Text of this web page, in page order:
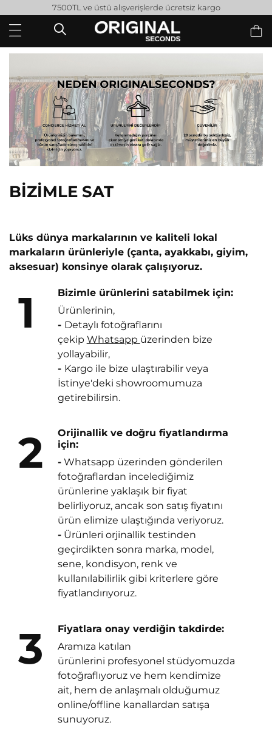
7500TL ve üstü alışverişlerde ücretsiz kargo
BİZİMLE SAT
Lüks dünya markalarının ve kaliteli lokal
markaların ürünleriyle (çanta, ayakkabı, giyim,
aksesuar) konsinye olarak çalışıyoruz.
1
Bizimle ürünlerini satabilmek için:
Ürünlerinin,
- Detaylı fotoğraflarını
çekip Whatsapp üzerinden bize
yollayabilir,
- Kargo ile bize ulaştırabilir veya
İstinye'deki showroomumuza
getirebilirsin.
2
Orijinallik ve doğru fiyatlandırma
için:
-Whatsapp üzerinden gönderilen
fotoğraflardan incelediğimiz
ürünlerine yaklaşık bir fiyat
belirliyoruz, ancak son satış fiyatını
ürün elimize ulaştığında veriyoruz.
-Ürünleri orjinallik testinden
geçirdikten sonra marka, model,
sene, kondisyon, renk ve
kullanılabilirlik gibi kriterlere göre
fiyatlandırıyoruz.
3
Fiyatlara onay verdiğin takdirde:
Aramıza katılan
ürünlerini profesyonel stüdyomuzda
fotoğraflıyoruz ve hem kendimize
ait, hem de anlaşmalı olduğumuz
online/offline kanallardan satışa
sunuyoruz.